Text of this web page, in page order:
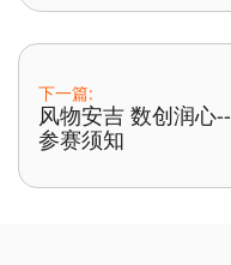
下一篇:
风物安吉 数创润心--
参赛须知